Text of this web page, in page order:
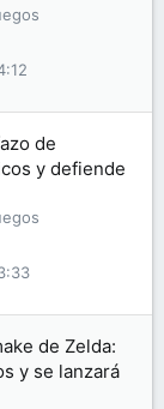
de
y defiende
de Zelda:
y se lanzará